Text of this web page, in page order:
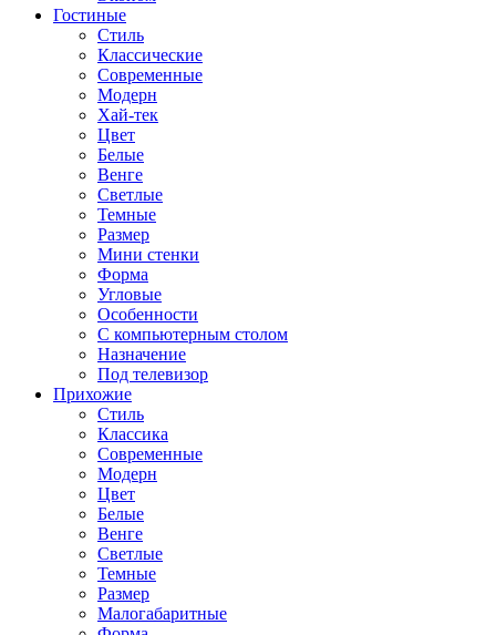
Гостиные
Стиль
Классические
Современные
Модерн
Хай-тек
Цвет
Белые
Венге
Светлые
Темные
Размер
Мини стенки
Форма
Угловые
Особенности
С компьютерным столом
Назначение
Под телевизор
Прихожие
Стиль
Классика
Современные
Модерн
Цвет
Белые
Венге
Светлые
Темные
Размер
Малогабаритные